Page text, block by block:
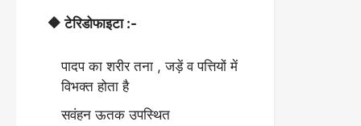
🔶 टेरिडोफाइटा :-
पादप का शरीर तना , जड़ें व पत्तियों में
विभक्त होता है
सवंहन ऊतक उपस्थित